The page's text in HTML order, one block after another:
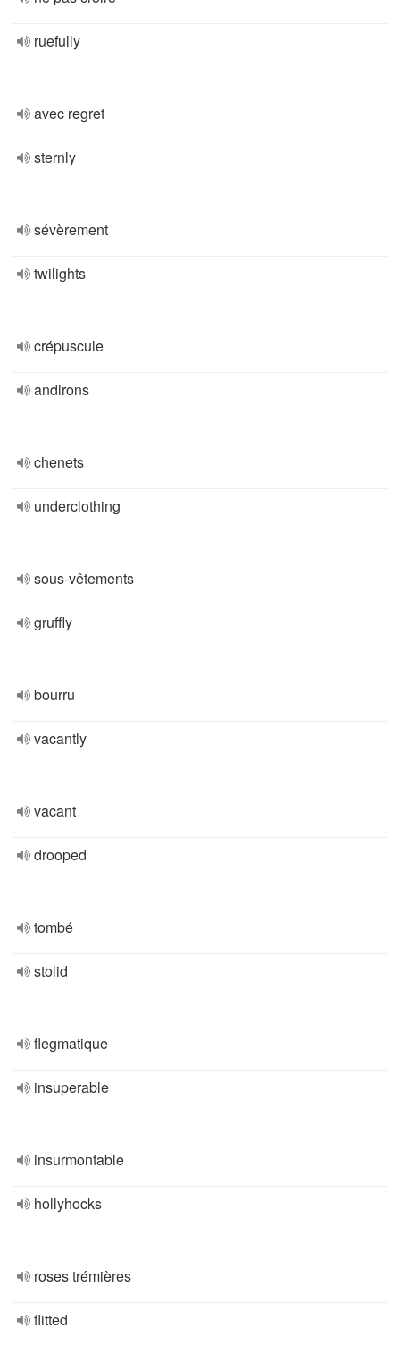
ruefully
avec regret
sternly
sévèrement
twilights
crépuscule
andirons
chenets
underclothing
sous-vêtements
gruffly
bourru
vacantly
vacant
drooped
tombé
stolid
flegmatique
insuperable
insurmontable
hollyhocks
roses trémières
flitted